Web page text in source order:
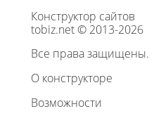
Конструктор сайтов
tobiz.net © 2013-2026
Все права защищены.
О конструкторе
Возможности